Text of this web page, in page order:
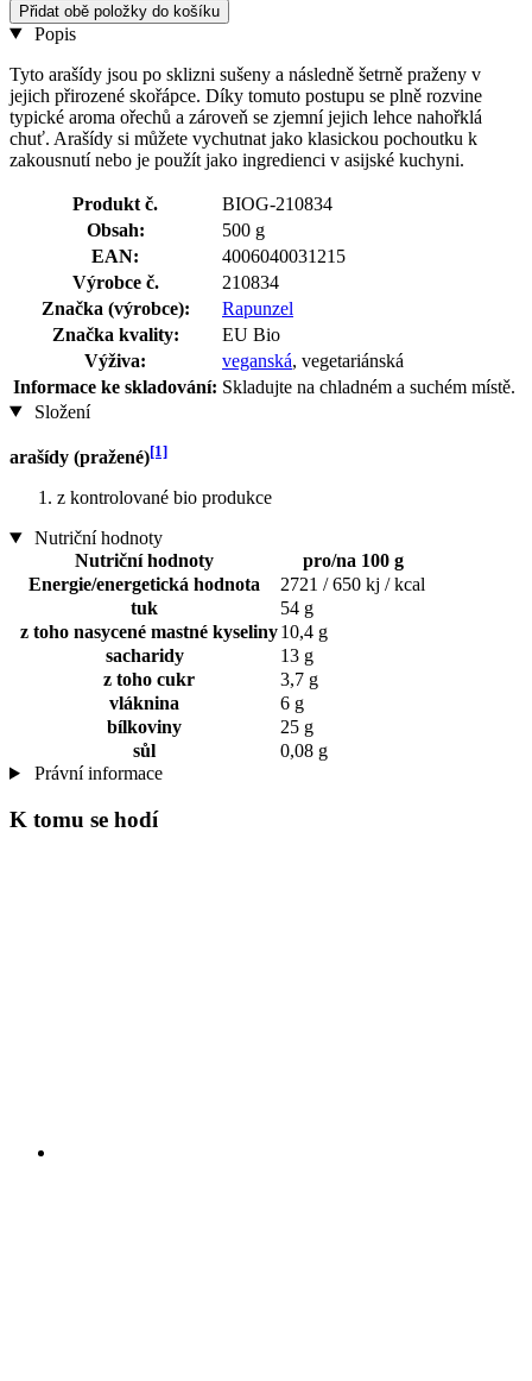
Přidat obě položky do košíku
Popis
Tyto arašídy jsou po sklizni sušeny a následně šetrně praženy v
jejich přirozené skořápce. Díky tomuto postupu se plně rozvine
typické aroma ořechů a zároveň se zjemní jejich lehce nahořklá
chuť. Arašídy si můžete vychutnat jako klasickou pochoutku k
zakousnutí nebo je použít jako ingredienci v asijské kuchyni.
Produkt č.
BIOG-210834
Obsah:
500 g
EAN:
4006040031215
Výrobce č.
210834
Značka (výrobce):
Rapunzel
Značka kvality:
EU Bio
Výživa:
veganská, vegetariánská
Informace ke skladování: Skladujte na chladném a suchém místě.
Složení
arašídy (pražené)[1]
z kontrolované bio produkce
Nutriční hodnoty
Nutriční hodnoty
pro/na 100 g
Energie/energetická hodnota
2721 / 650 kj / kcal
tuk
54 g
z toho nasycené mastné kyseliny10,4 g
sacharidy
13 g
z toho cukr
3,7 g
vláknina
6 g
bílkoviny
25 g
sůl
0,08 g
Právní informace
K tomu se hodí